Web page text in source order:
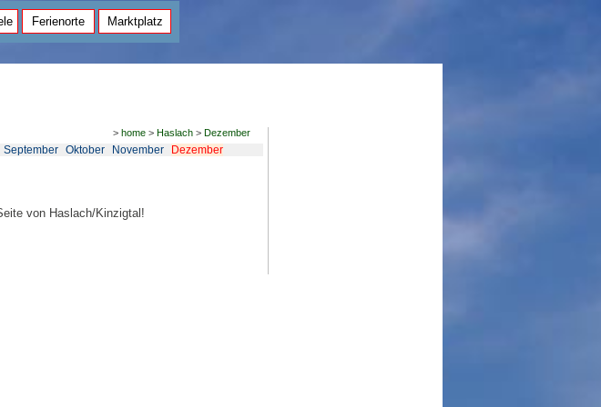
Ferienorte Marktplatz
> home> Haslach> Dezember
September Oktober November Dezember
von Haslach/Kinzigtal!